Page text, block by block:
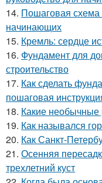
14. Пошаговая схема
начинающих
15. Кремль: сердце
16. Фундамент для
строительство
17. Как сделать
пошаговая
18. Какие необычные
19. Как назывался
20. Как Санкт-
21. Осенняя
трехлетний куст